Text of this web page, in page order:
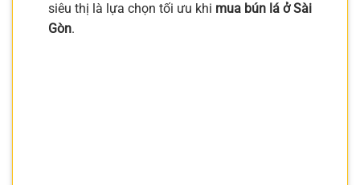
siêu thị là lựa chọn tối ưu khi mua bún lá ở Sài
Gòn.